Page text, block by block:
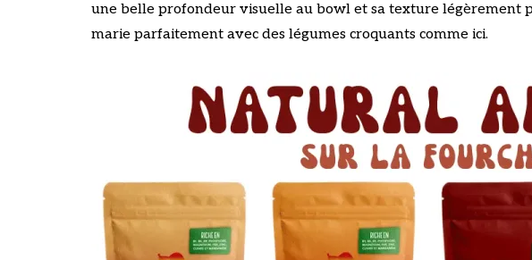
une belle profondeur visuelle au bowl et sa texture légèrement
marie parfaitement avec des légumes croquants comme ici.